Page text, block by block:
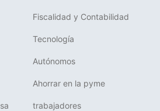
Fiscalidad y Contabilidad
Tecnología
Autónomos
Ahorrar en la pyme
trabajadores